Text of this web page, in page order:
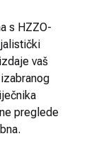
s HZZO-
vaš
preglede